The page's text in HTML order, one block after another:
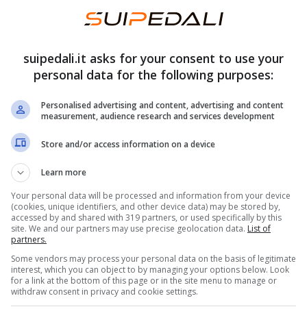
ID.Buzz GTX è quella che non si vede. A
composto da due diversi motori elettrici
per un’accelerazione da 0 a 100
velocità massima limitata elettronicamente a
, con la possibilità di scegliere la versione da
e quella da 86 kWh, che invece muove la ID.7
invece, il mezzo supporta quella rapida fino
per passare dal 10 all’80%.
suipedali.it asks for your consent to use your
personal data for the following purposes:
Personalised advertising and content, advertising and content
measurement, audience research and services development
Store and/or access information on a device
Learn more
Your personal data will be processed and information from your device
(cookies, unique identifiers, and other device data) may be stored by,
accessed by and shared with 319 partners, or used specifically by this
site. We and our partners may use precise geolocation data. List of
partners.
Some vendors may process your personal data on the basis of legitimate
interest, which you can object to by managing your options below. Look
for a link at the bottom of this page or in the site menu to manage or
withdraw consent in privacy and cookie settings.